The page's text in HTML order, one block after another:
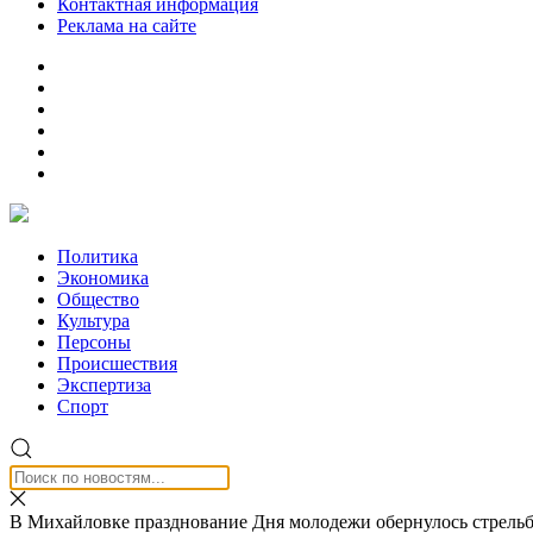
Контактная информация
Реклама на сайте
Политика
Экономика
Общество
Культура
Персоны
Происшествия
Экспертиза
Спорт
В Михайловке празднование Дня молодежи обернулось